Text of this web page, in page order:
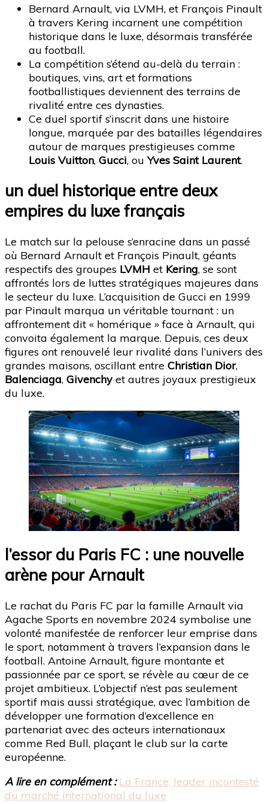
Bernard Arnault, via LVMH, et François Pinault
à travers Kering incarnent une compétition
historique dans le luxe, désormais transférée
au football.
La compétition s’étend au-delà du terrain :
boutiques, vins, art et formations
footballistiques deviennent des terrains de
rivalité entre ces dynasties.
Ce duel sportif s’inscrit dans une histoire
longue, marquée par des batailles légendaires
autour de marques prestigieuses comme
Louis Vuitton, Gucci, ouYves Saint Laurent.
un duel historique entre deux
empires du luxe français
Le match sur la pelouse s’enracine dans un passé
où Bernard Arnault et François Pinault, géants
respectifs des groupes LVMH et Kering, se sont
affrontés lors de luttes stratégiques majeures dans
le secteur du luxe. L’acquisition de Gucci en 1999
par Pinault marqua un véritable tournant : un
affrontement dit « homérique » face à Arnault, qui
convoita également la marque. Depuis, ces deux
figures ont renouvelé leur rivalité dans l’univers des
grandes maisons, oscillant entre Christian Dior,
Balenciaga, Givenchyet autres joyaux prestigieux
du luxe.
l’essor du Paris FC : une nouvelle
arène pour Arnault
Le rachat du Paris FC par la famille Arnault via
Agache Sports en novembre 2024 symbolise une
volonté manifestée de renforcer leur emprise dans
le sport, notamment à travers l’expansion dans le
football. Antoine Arnault, figure montante et
passionnée par ce sport, se révèle au cœur de ce
projet ambitieux. L’objectif n’est pas seulement
sportif mais aussi stratégique, avec l’ambition de
développer une formation d’excellence en
partenariat avec des acteurs internationaux
comme Red Bull, plaçant le club sur la carte
européenne.
A lire en complément : La France, leader incontesté
du marché international du luxe